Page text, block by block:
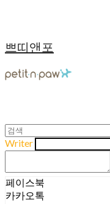
쁘띠앤포
Writer
페이스북
카카오톡